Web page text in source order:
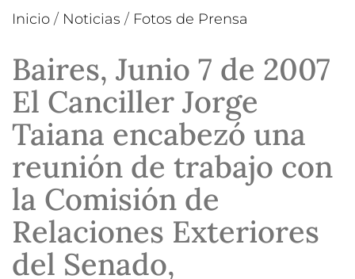
Inicio / Noticias / Fotos de Prensa
Baires, Junio 7 de 2007
El Canciller Jorge
Taiana encabezó una
reunión de trabajo con
la Comisión de
Relaciones Exteriores
del Senado,